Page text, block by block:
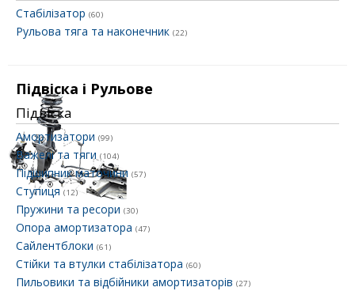
Стабілізатор (60)
Рульова тяга та наконечник (22)
Підвіска і Рульове
Підвіска
Амортизатори (99)
Важелі та тяги (104)
Підшипник маточини (57)
Ступиця(12)
Пружини та ресори (30)
Опора амортизатора (47)
Сайлентблоки (61)
Стійки та втулки стабілізатора (60)
Пильовики та відбійники амортизаторів (27)